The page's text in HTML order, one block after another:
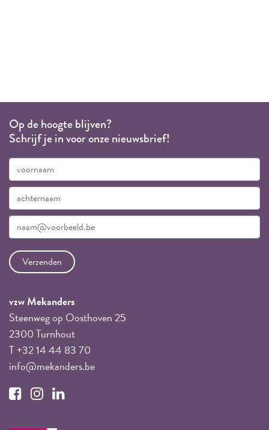
Op de hoogte blijven?
Schrijf je in voor onze nieuwsbrief!
vzw Mekanders
Steenweg op Oosthoven 25
2300 Turnhout
T +32 14 44 83 70
info@mekanders.be